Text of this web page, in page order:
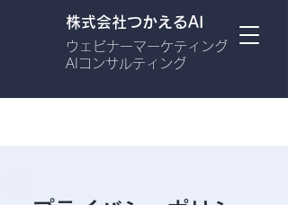
株式会社つかえるAI
​ウェビナーマーケティング​
AIコンサルティング